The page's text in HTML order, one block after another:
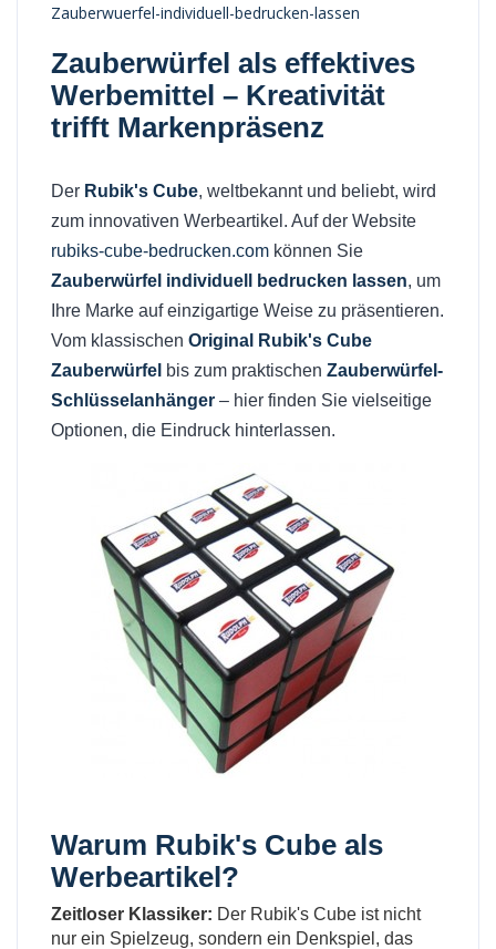
Zauberwuerfel-individuell-bedrucken-lassen
Zauberwürfel als effektives
Werbemittel – Kreativität
trifft Markenpräsenz
Der Rubik's Cube, weltbekannt und beliebt, wird
zum innovativen Werbeartikel. Auf der Website
rubiks-cube-bedrucken.com können Sie
Zauberwürfel individuell bedrucken lassen, um
Ihre Marke auf einzigartige Weise zu präsentieren.
Vom klassischen Original Rubik's Cube
Zauberwürfel bis zum praktischen Zauberwürfel-
Schlüsselanhänger – hier finden Sie vielseitige
Optionen, die Eindruck hinterlassen.
Warum Rubik's Cube als
Werbeartikel?
Zeitloser Klassiker: Der Rubik's Cube ist nicht
nur ein Spielzeug, sondern ein Denkspiel, das